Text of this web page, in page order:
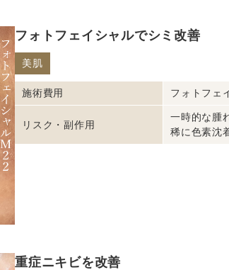
フォトフェイシャルでシミ改善
美肌
施術費用 フォトフェ
リスク・副作用
一時的な腫
稀に色素沈
重症ニキビを改善